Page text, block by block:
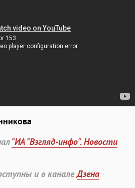
"ИА "Взгляд-инфо". Новости
и в каналеДзена